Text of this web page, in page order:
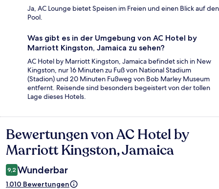
Ja, AC Lounge bietet Speisen im Freien und einen Blick auf den
Pool.
Was gibt es in der Umgebung von AC Hotel by
Marriott Kingston, Jamaica zu sehen?
AC Hotel by Marriott Kingston, Jamaica befindet sich in New
Kingston, nur 16 Minuten zu Fuß von National Stadium
(Stadion) und 20 Minuten Fußweg von Bob Marley Museum
entfernt. Reisende sind besonders begeistert von der tollen
Lage dieses Hotels.
Bewertungen
Bewertungen von AC Hotel by
Marriott Kingston, Jamaica
9,2 Wunderbar
1.010 Bewertungen